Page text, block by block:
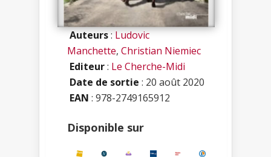
Auteurs:Ludovic
Manchette, Christian Niemiec
Editeur: Le Cherche-Midi
Date de sortie : 20 août 2020
EAN : 978-2749165912
Disponible sur